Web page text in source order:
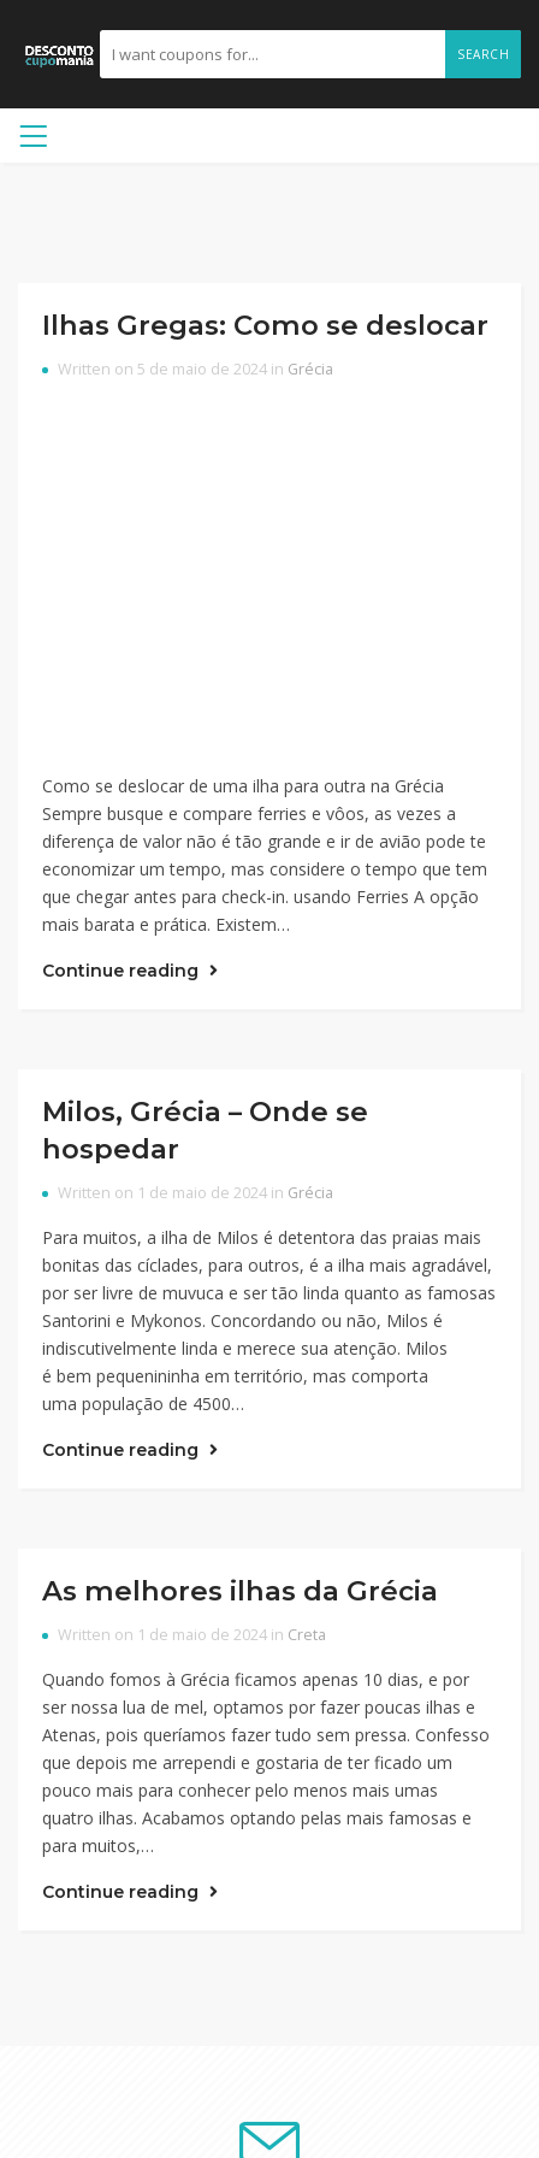
SEARCH
Ilhas Gregas: Como se deslocar
Written on 5 de maio de 2024 in Grécia
Como se deslocar de uma ilha para outra na Grécia
Sempre busque e compare ferries e vôos, as vezes a
diferença de valor não é tão grande e ir de avião pode te
economizar um tempo, mas considere o tempo que tem
que chegar antes para check-in. usando Ferries A opção
mais barata e prática. Existem…
Continue reading
Milos, Grécia – Onde se
hospedar
Written on 1 de maio de 2024 in Grécia
Para muitos, a ilha de Milos é detentora das praias mais
bonitas das cíclades, para outros, é a ilha mais agradável,
por ser livre de muvuca e ser tão linda quanto as famosas
Santorini e Mykonos. Concordando ou não, Milos é
indiscutivelmente linda e merece sua atenção. Milos
é bem pequenininha em território, mas comporta
uma população de 4500…
Continue reading
As melhores ilhas da Grécia
Written on 1 de maio de 2024 in Creta
Quando fomos à Grécia ficamos apenas 10 dias, e por
ser nossa lua de mel, optamos por fazer poucas ilhas e
Atenas, pois queríamos fazer tudo sem pressa. Confesso
que depois me arrependi e gostaria de ter ficado um
pouco mais para conhecer pelo menos mais umas
quatro ilhas. Acabamos optando pelas mais famosas e
para muitos,…
Continue reading